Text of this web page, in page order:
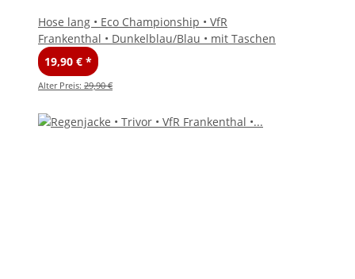
Hose lang • Eco Championship • VfR
Frankenthal • Dunkelblau/Blau • mit Taschen
19,90 € *
Alter Preis: 29,90 €